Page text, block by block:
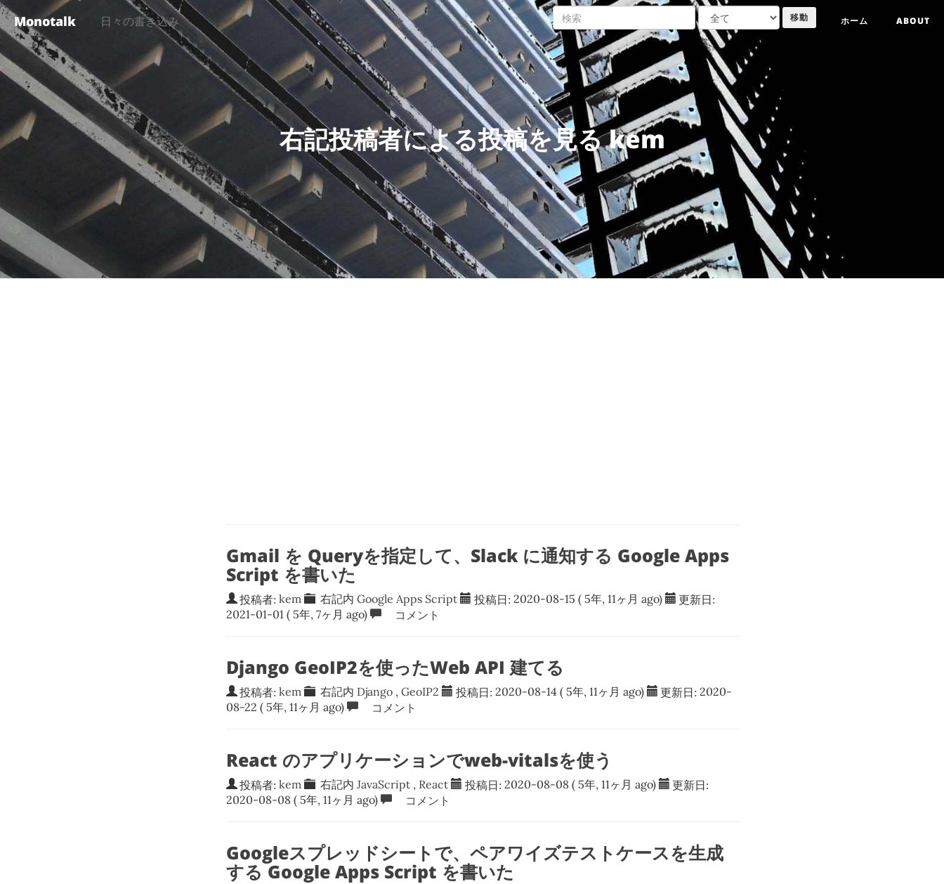
Monotalk 日々の書き込み ホーム ABOUT
右記投稿者による投稿を見る kem
Gmail を Queryを指定して、Slack に通知する Google Apps
Script を書いた
投稿者: kem 右記内Google Apps Script 投稿日: 2020-08-15 ( 5年, 11ヶ月 ago) 更新日:
2021-01-01 ( 5年, 7ヶ月 ago) コメント
Django GeoIP2を使ったWeb API 建てる
投稿者: kem 右記内 Django ,GeoIP2 投稿日: 2020-08-14( 5年, 11ヶ月 ago) 更新日: 2020-
08-22 ( 5年, 11ヶ月 ago) コメント
React のアプリケーションでweb-vitalsを使う
投稿者: kem 右記内JavaScript , React 投稿日: 2020-08-08( 5年, 11ヶ月 ago) 更新日:
2020-08-08 ( 5年, 11ヶ月 ago) コメント
Googleスプレッドシートで、ペアワイズテストケースを生成
する Google Apps Script を書いた